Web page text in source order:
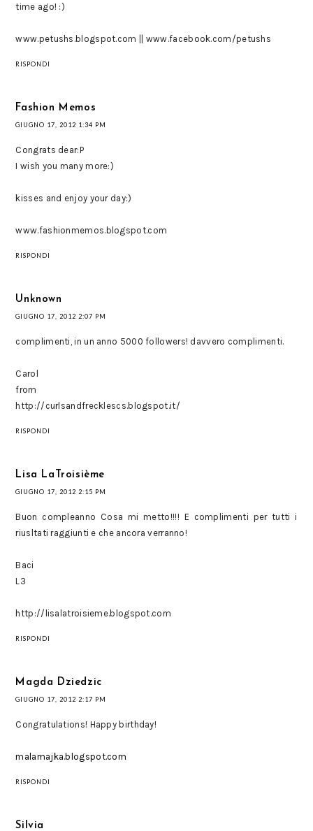
time ago! :)
www.petushs.blogspot.com || www.facebook.com/petushs
RISPONDI
Fashion Memos
GIUGNO 17, 2012 1:34 PM
Congrats dear:P
I wish you many more:)
kisses and enjoy your day:)
www.fashionmemos.blogspot.com
RISPONDI
Unknown
GIUGNO 17, 2012 2:07 PM
complimenti, in un anno 5000 followers! davvero complimenti.
Carol
from
http://curlsandfrecklescs.blogspot.it/
RISPONDI
Lisa LaTroisième
GIUGNO 17, 2012 2:15 PM
Buon compleanno Cosa mi metto!!!! E complimenti per tutti i
riusltati raggiunti e che ancora verranno!
Baci
L3
http://lisalatroisieme.blogspot.com
RISPONDI
Magda Dziedzic
GIUGNO 17, 2012 2:17 PM
Congratulations! Happy birthday!
malamajka.blogspot.com
RISPONDI
Silvia